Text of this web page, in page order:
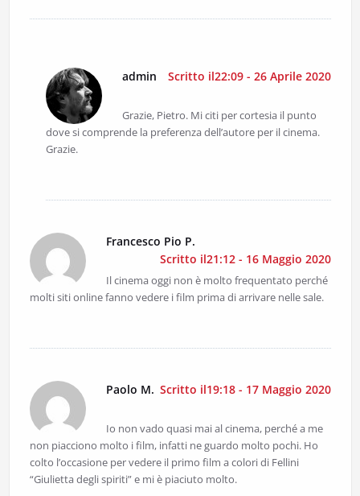
admin Scritto il22:09 - 26 Aprile 2020
Grazie, Pietro. Mi citi per cortesia il punto
dove si comprende la preferenza dell’autore per il cinema.
Grazie.
Francesco Pio P.
Scritto il21:12 - 16 Maggio 2020
Il cinema oggi non è molto frequentato perché
molti siti online fanno vedere i film prima di arrivare nelle sale.
Paolo M. Scritto il19:18 - 17 Maggio 2020
Io non vado quasi mai al cinema, perché a me
non piacciono molto i film, infatti ne guardo molto pochi. Ho
colto l’occasione per vedere il primo film a colori di Fellini
“Giulietta degli spiriti” e mi è piaciuto molto.